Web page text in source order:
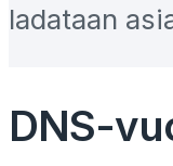
ladataan
DNS-